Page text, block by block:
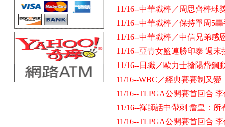
11/16--中華職棒／周思齊棒
11/16--中華職棒／保持單周5
11/16--中華職棒／中信兄弟
11/16--亞青女籃連勝印泰 週末
11/16--日職／歐力士搶陽岱
11/16--WBC／經典賽賽制又
11/16--TLPGA公開賽首回合
11/16--禪師話中帶刺 詹皇：所
11/16--TLPGA公開賽首回合